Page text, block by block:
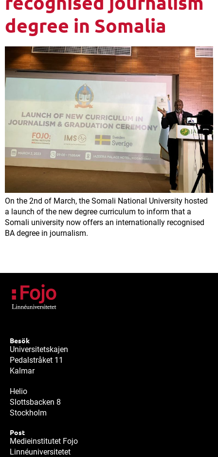
degree in Somalia
On the 2nd of March, the Somali National University hosted
a launch of the new degree curriculum to inform that a
Somali university now offers an internationally recognised
BA degree in journalism.
Besök
Universitetskajen
Pedalstråket 11
Kalmar
Helio
Slottsbacken 8
Stockholm
Post
Medieinstitutet Fojo
Linnéuniversitetet